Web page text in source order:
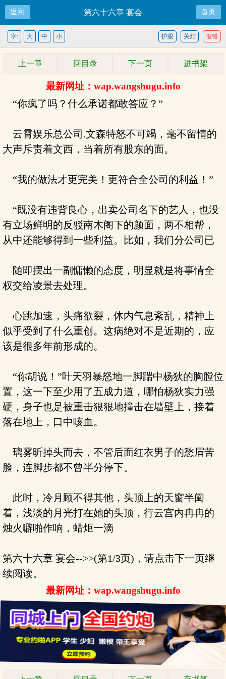
返回 第六十六章 宴会 首页
报错
关灯
护眼
字: 大 中 小
上一章 回目录 下一页 进书架
最新网址：wap.wangshugu.info
“你疯了吗？什么承诺都敢答应？”
云霄娱乐总公司.文森特怒不可竭，毫不留情的
大声斥责着文西，当着所有股东的面。
“我的做法才更完美！更符合全公司的利益！”
“既没有违背良心，出卖公司名下的艺人，也没
有立场鲜明的反驳南木阁下的颜面，两不相帮，
从中还能够得到一些利益。比如，我们分公司已
随即摆出一副慵懒的态度，明显就是将事情全
权交给凌景去处理。
心跳加速，头痛欲裂，体内气息紊乱，精神上
似乎受到了什么重创。这病绝对不是近期的，应
该是很多年前形成的。
“你胡说！”叶天羽暴怒地一脚踹中杨狄的胸膛位
置，这一下至少用了五成力道，哪怕杨狄实力强
硬，身子也是被重击狠狠地撞击在墙壁上，接着
落在地上，口中咳血。
璃雾昕掉头而去，不管后面红衣男子的愁眉苦
脸，连脚步都不曾半分停下。
此时，冷月顾不得其他，头顶上的天窗半阖
着，浅淡的月光打在她的头顶，行云宫内冉冉的
烛火噼啪作响，蜡炬一滴
第六十六章 宴会-->>(第1/3页)，请点击下一页继
续阅读。
最新网址：wap.wangshugu.info